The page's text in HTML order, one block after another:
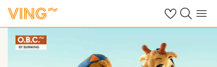
Se dinaSök på ving.se
Meny